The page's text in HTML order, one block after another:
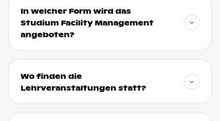
In welcher Form wird das
Studium Facility Management
angeboten?
Wo finden die
Lehrveranstaltungen statt?